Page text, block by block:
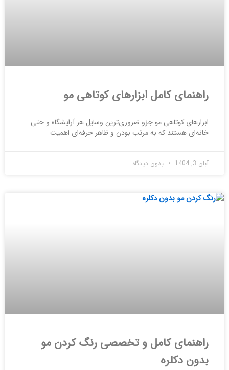
راهنمای کامل ابزارهای کوتاهی مو
ابزارهای کوتاهی مو جزو ضروری‌ترین وسایل هر آرایشگاه و حتی
خانه‌ای هستند که به مرتب بودن و ظاهر حرفه‌ای اهمیت
آبان 3, 1404 بدون دیدگاه
راهنمای کامل و تخصصی رنگ کردن مو
بدون دکلره